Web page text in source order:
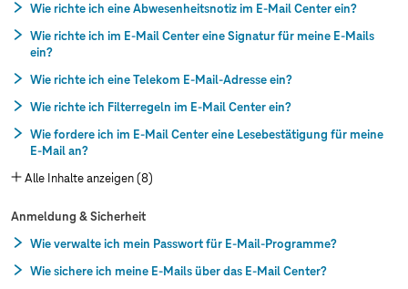
Wie richte ich eine Abwesenheitsnotiz im E-Mail Center ein?
Wie richte ich im E-Mail Center eine Signatur für meine E-Mails
ein?
Wie richte ich eine Telekom E-Mail-Adresse ein?
Wie richte ich Filterregeln im E-Mail Center ein?
Wie fordere ich im E-Mail Center eine Lesebestätigung für meine
E-Mail an?
Alle Inhalte anzeigen (8)
Anmeldung & Sicherheit
Wie verwalte ich mein Passwort für E-Mail-Programme?
Wie sichere ich meine E-Mails über das E-Mail Center?